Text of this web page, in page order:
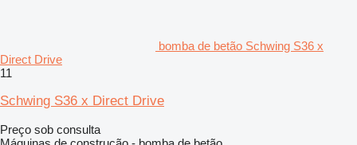
bomba de betão Schwing S36 x
Direct Drive
11
Schwing S36 x Direct Drive
Preço sob consulta